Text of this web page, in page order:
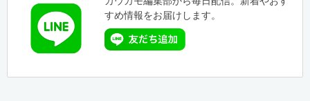
すめ情報をお届けします。